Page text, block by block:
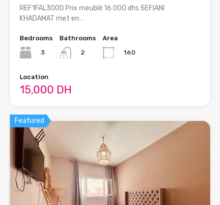
REF1FAL3000 Prix meublé 16 000 dhs SEFIANI
KHADAMAT met en…
Bedrooms
3
Bathrooms
2
Area
160
Location
15,000 DH
Featured